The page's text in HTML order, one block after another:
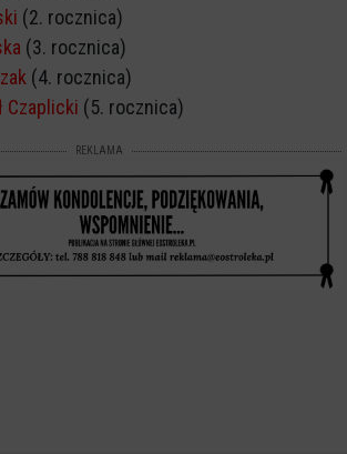
(2. rocznica)
(3. rocznica)
(4. rocznica)
Czaplicki (5. rocznica)
REKLAMA